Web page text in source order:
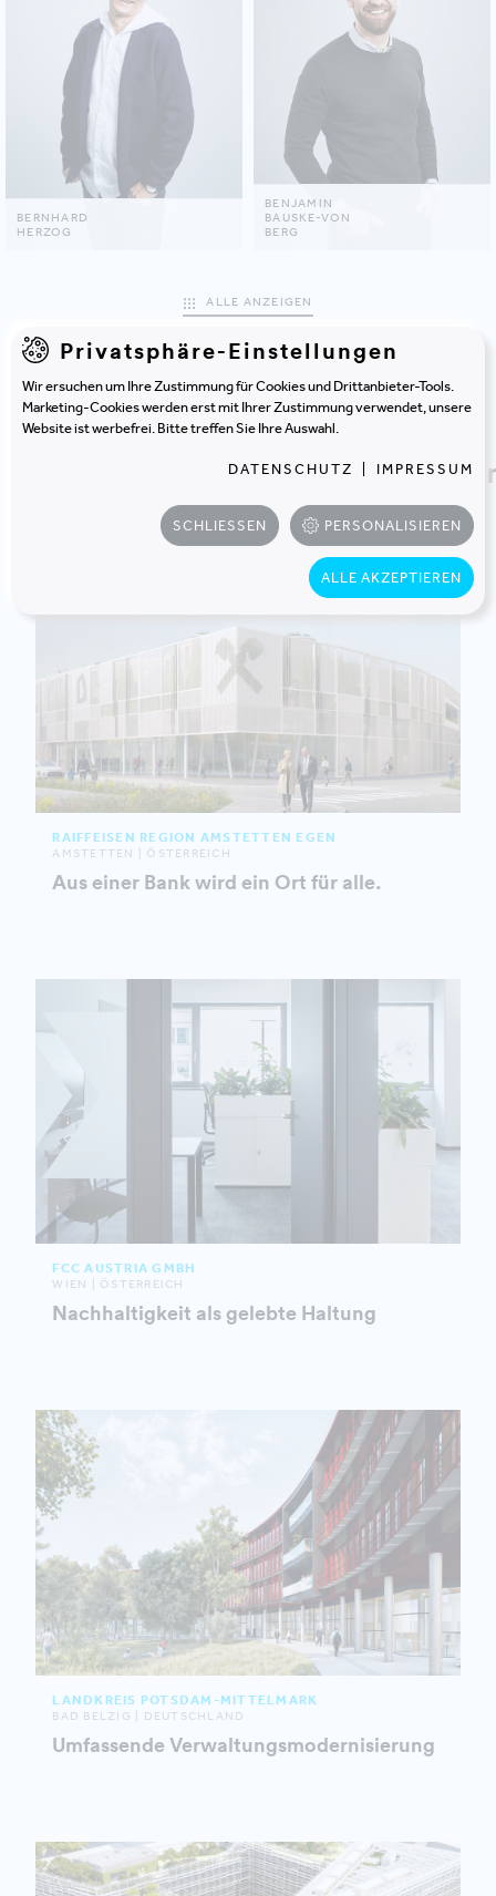
BERNHARD
HERZOG
BENJAMIN
BAUSKE-VON
BERG
ALLE ANZEIGEN
Lassen Sie sich von
erfolgreich
Projekten
RAIFFEISEN REGION AMSTETTEN EGEN
AMSTETTEN | ÖSTERREICH
Aus einer Bank wird ein Ort für alle.
FCC AUSTRIA GMBH
WIEN | ÖSTERREICH
Nachhaltigkeit als gelebte Haltung
LANDKREIS POTSDAM-MITTELMARK
BAD BELZIG | DEUTSCHLAND
Umfassende Verwaltungsmodernisierung
Privatsphäre-Einstellungen
Wir ersuchen um Ihre Zustimmung für Cookies und Drittanbieter-Tools.
Marketing-Cookies werden erst mit Ihrer Zustimmung verwendet, unsere
Website ist werbefrei. Bitte treffen Sie Ihre Auswahl.
DATENSCHUTZ IMPRESSUM
SCHLIESSEN PERSONALISIEREN
ALLE AKZEPTIEREN